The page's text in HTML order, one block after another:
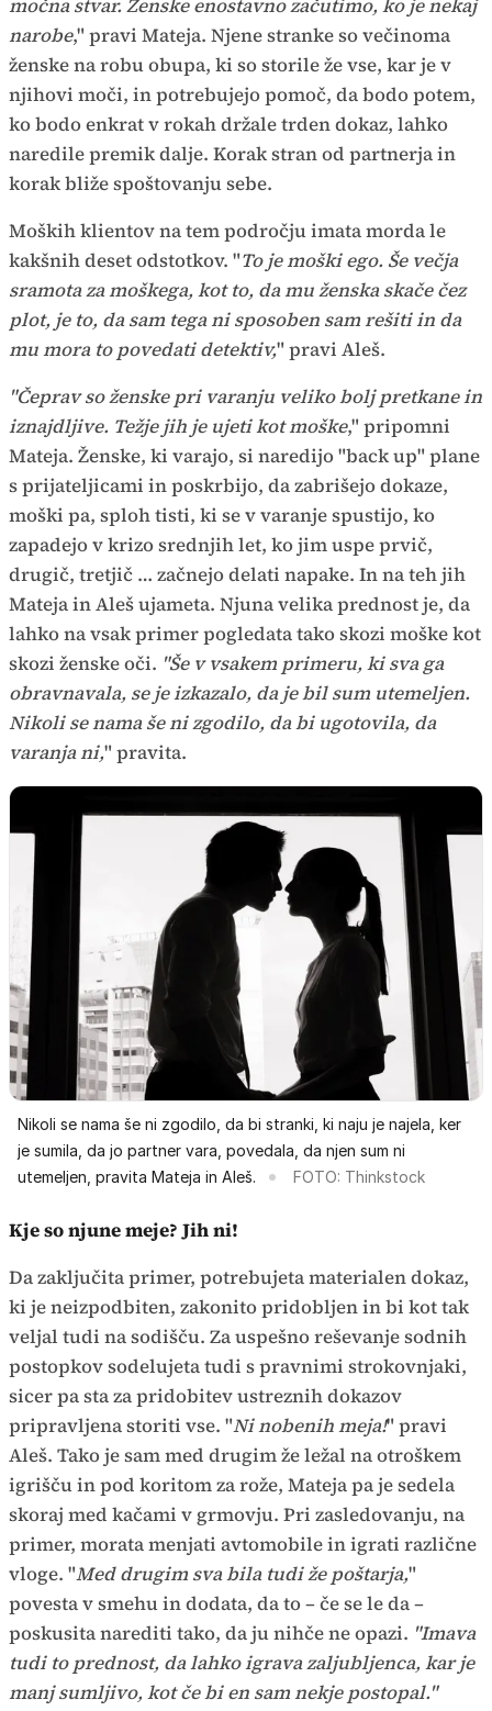
močna stvar. Ženske enostavno začutimo, ko je nekaj
narobe," pravi Mateja. Njene stranke so večinoma
ženske na robu obupa, ki so storile že vse, kar je v
njihovi moči, in potrebujejo pomoč, da bodo potem,
ko bodo enkrat v rokah držale trden dokaz, lahko
naredile premik dalje. Korak stran od partnerja in
korak bliže spoštovanju sebe.
Moških klientov na tem področju imata morda le
kakšnih deset odstotkov. "To je moški ego. Še večja
sramota za moškega, kot to, da mu ženska skače čez
plot, je to, da sam tega ni sposoben sam rešiti in da
mu mora to povedati detektiv," pravi Aleš.
"Čeprav so ženske pri varanju veliko bolj pretkane in
iznajdljive. Težje jih je ujeti kot moške," pripomni
Mateja. Ženske, ki varajo, si naredijo "back up" plane
s prijateljicami in poskrbijo, da zabrišejo dokaze,
moški pa, sploh tisti, ki se v varanje spustijo, ko
zapadejo v krizo srednjih let, ko jim uspe prvič,
drugič, tretjič … začnejo delati napake. In na teh jih
Mateja in Aleš ujameta. Njuna velika prednost je, da
lahko na vsak primer pogledata tako skozi moške kot
skozi ženske oči. "Še v vsakem primeru, ki sva ga
obravnavala, se je izkazalo, da je bil sum utemeljen.
Nikoli se nama še ni zgodilo, da bi ugotovila, da
varanja ni," pravita.
Nikoli se nama še ni zgodilo, da bi stranki, ki naju je najela, ker
je sumila, da jo partner vara, povedala, da njen sum ni
utemeljen, pravita Mateja in Aleš.
FOTO: Thinkstock
Kje so njune meje? Jih ni!
Da zaključita primer, potrebujeta materialen dokaz,
ki je neizpodbiten, zakonito pridobljen in bi kot tak
veljal tudi na sodišču. Za uspešno reševanje sodnih
postopkov sodelujeta tudi s pravnimi strokovnjaki,
sicer pa sta za pridobitev ustreznih dokazov
pripravljena storiti vse. "Ni nobenih meja!" pravi
Aleš. Tako je sam med drugim že ležal na otroškem
igrišču in pod koritom za rože, Mateja pa je sedela
skoraj med kačami v grmovju. Pri zasledovanju, na
primer, morata menjati avtomobile in igrati različne
vloge. "Med drugim sva bila tudi že poštarja,"
povesta v smehu in dodata, da to – če se le da –
poskusita narediti tako, da ju nihče ne opazi. "Imava
tudi to prednost, da lahko igrava zaljubljenca, kar je
manj sumljivo, kot če bi en sam nekje postopal."